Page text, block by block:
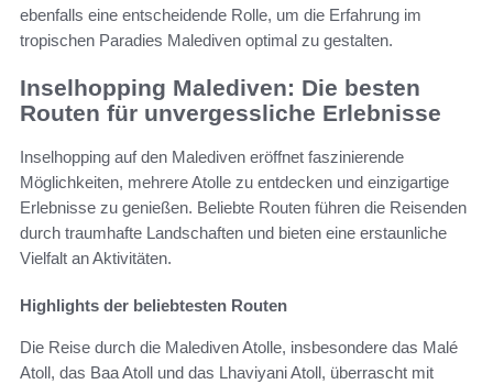
ebenfalls eine entscheidende Rolle, um die Erfahrung im
tropischen Paradies Malediven optimal zu gestalten.
Inselhopping Malediven: Die besten
Routen für unvergessliche Erlebnisse
Inselhopping auf den Malediven eröffnet faszinierende
Möglichkeiten, mehrere Atolle zu entdecken und einzigartige
Erlebnisse zu genießen. Beliebte Routen führen die Reisenden
durch traumhafte Landschaften und bieten eine erstaunliche
Vielfalt an Aktivitäten.
Highlights der beliebtesten Routen
Die Reise durch die Malediven Atolle, insbesondere das Malé
Atoll, das Baa Atoll und das Lhaviyani Atoll, überrascht mit